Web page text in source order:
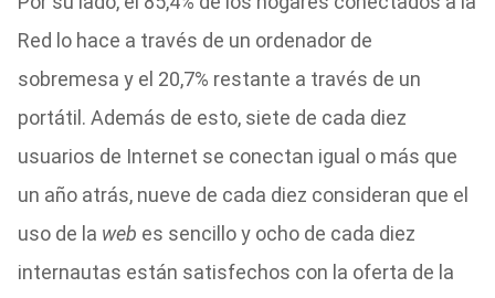
Red lo hace a través de un ordenador de
sobremesa y el 20,7% restante a través de un
portátil. Además de esto, siete de cada diez
usuarios de Internet se conectan igual o más que
un año atrás, nueve de cada diez consideran que el
uso de la web es sencillo y ocho de cada diez
internautas están satisfechos con la oferta de la